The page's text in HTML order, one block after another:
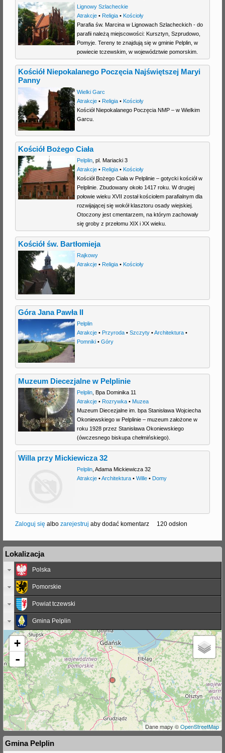
Lignowy Szlacheckie
Atrakcje• Religia• Kościoły
Parafia św. Marcina w Lignowach Szlacheckich - do
parafii należą miejscowości: Kursztyn, Szprudowo,
Pomyje. Tereny te znajdują się w gminie Pelplin, w
powiecie tczewskim, w województwie pomorskim.
Kościół Niepokalanego Poczęcia Najświętszej Maryi
Panny
Wielki Garc
Atrakcje• Religia• Kościoły
Kościół Niepokalanego Poczęcia NMP – w Wielkim
Garcu.
Kościół Bożego Ciała
Pelplin, pl. Mariacki 3
Atrakcje• Religia• Kościoły
Kościół Bożego Ciała w Pelplinie – gotycki kościół w
Pelplinie. Zbudowany około 1417 roku. W drugiej
połowie wieku XVII został kościołem parafialnym dla
rozwijającej się wokół klasztoru osady wiejskiej.
Otoczony jest cmentarzem, na którym zachowały
się groby z przełomu XIX i XX wieku.
Kościół św. Bartłomieja
Rajkowy
Atrakcje• Religia• Kościoły
Góra Jana Pawła II
Pelplin
Atrakcje• Przyroda• Szczyty•Architektura•
Pomniki• Góry
Muzeum Diecezjalne w Pelplinie
Pelplin, Bpa Dominika 11
Atrakcje• Rozrywka• Muzea
Muzeum Diecezjalne im. bpa Stanisława Wojciecha
Okoniewskiego w Pelplinie – muzeum założone w
roku 1928 przez Stanisława Okoniewskiego
(ówczesnego biskupa chełmińskiego).
Willa przy Mickiewicza 32
Pelplin, Adama Mickiewicza 32
Atrakcje•Architektura• Wille• Domy
Zaloguj się albo zarejestruj aby dodać komentarz 120 odsłon
Lokalizacja
Polska
Pomorskie
Powiat tczewski
Gmina Pelplin
+
-
Dane mapy ©OpenStreetMap
Gmina Pelplin